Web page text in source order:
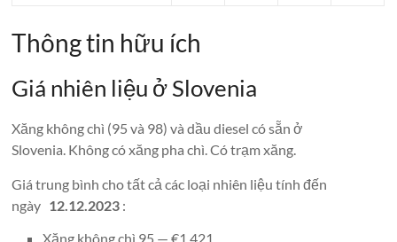
Thông tin hữu ích
Giá nhiên liệu ở Slovenia
Xăng không chì (95 và 98) và dầu diesel có sẵn ở
Slovenia. Không có xăng pha chì. Có trạm xăng.
Giá trung bình cho tất cả các loại nhiên liệu tính đến
ngày 12.12.2023 :
Xăng không chì 95 — €1,421